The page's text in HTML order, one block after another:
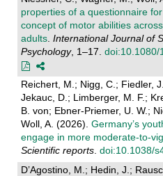
properties of a questionnaire
concept of motor abilities
adults. International Journal of
Psychology, 1–17. doi:10.1080/
Reichert, M.; Nigg, C.; Fiedler,
Jekauc, D.; Limberger, M. F.;
B. von; Ebner-Priemer, U. W.;
Woll, A. (2026). Germany’s
engage in more moderate-to-
Scientific reports. doi:10.1038/
D’Agostino, M.; Hedin, J.;